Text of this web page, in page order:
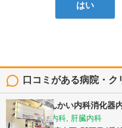
はい
口コミがある病院・ク
庄内駅前しんかい内科消化器
内科, 消化器内科, 肝臓内科